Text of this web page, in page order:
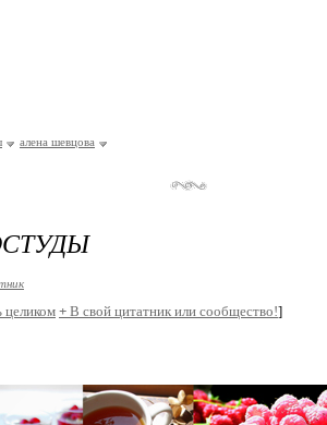
алена шевцова
целиком+ В свой цитатник или сообщество!]